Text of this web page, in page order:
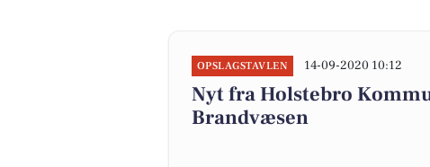
OPSLAGSTAVLEN 14-09-2020 10:12
Nyt fra Holstebro
Brandvæsen